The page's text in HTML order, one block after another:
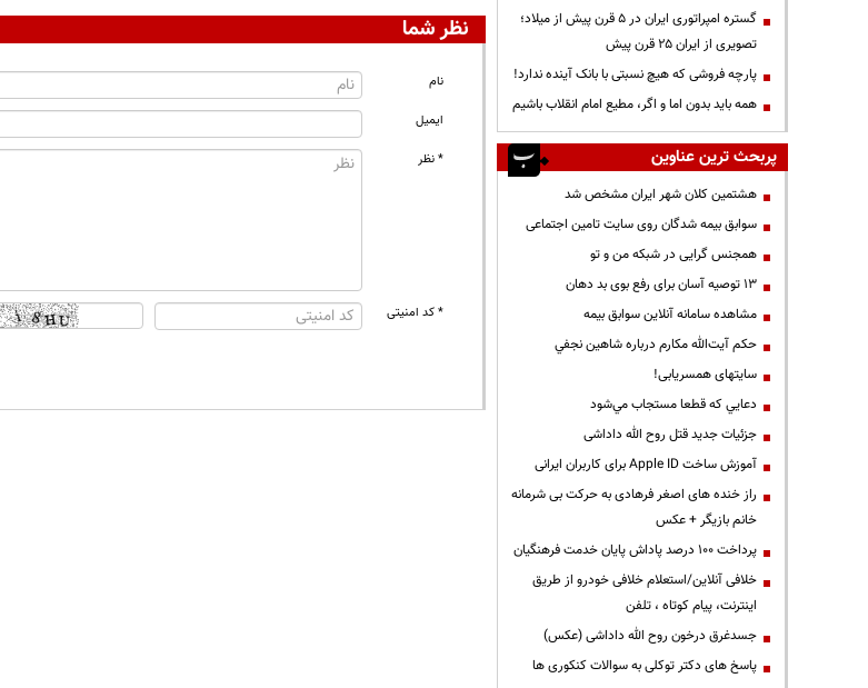
نظر شما
نام
ایمیل
* نظر
* کد امنیتی
گستره امپراتوری ایران در ۵ قرن پیش از میلاد؛
تصویری از ایران ۲۵ قرن پیش
پارچه فروشی که هیچ نسبتی با بانک آینده ندارد!
همه باید بدون اما و اگر، مطیع امام انقلاب باشیم
پربحث ترین عناوین
هشتمین کلان شهر ایران مشخص شد
سوابق بیمه شدگان روی سایت تامین اجتماعی
همجنس گرایی در شبکه من و تو
13 توصیه آسان برای رفع بوی بد دهان
مشاهده سامانه آنلاين سوابق بیمه
حكم آيت‌الله مكارم درباره شاهين نجفي
سایتهای همسریابی!
دعايي كه قطعا مستجاب مي‌شود
جزئیات جدید قتل روح الله داداشی
آموزش ساخت Apple ID برای کاربران ایرانی
راز خنده های اصغر فرهادی به حرکت بی شرمانه
خانم بازیگر + عکس
پرداخت ۱۰۰ درصد پاداش پایان خدمت فرهنگیان
خلافی آنلاین/استعلام خلافی خودرو از طریق
اینترنت، پیام کوتاه ، تلفن
جسدغرق درخون روح الله داداشی (عکس)
پاسخ های دکتر توکلی به سوالات کنکوری ها